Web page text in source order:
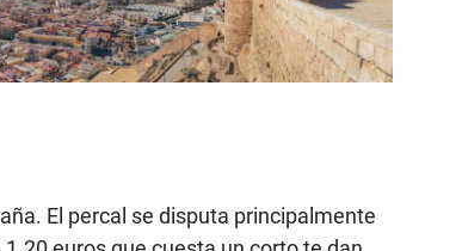
El percal se disputa principalmente